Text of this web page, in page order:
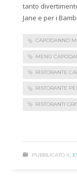
tanto
Jane e per i
CAPODANNO
MENÙ
RISTORANTE
RISTORANTE
RISTORANTI
PUBBLICATO IL